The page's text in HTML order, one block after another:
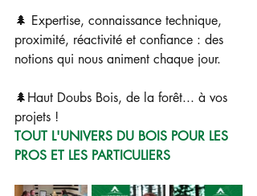
🌲 Expertise, connaissance technique,
proximité, réactivité et confiance : des
notions qui nous animent chaque jour.
🌲Haut Doubs Bois, de la forêt... à vos
projets !
TOUT L'UNIVERS DU BOIS POUR LES
PROS ET LES PARTICULIERS